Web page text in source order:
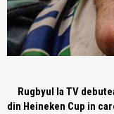
Rugbyul la TV
din Heineken Cup in